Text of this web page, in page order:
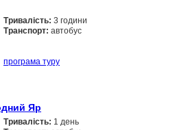
Тривалість: 3 години
Транспорт: автобус
програма туру
Яр
Тривалість: 1 день